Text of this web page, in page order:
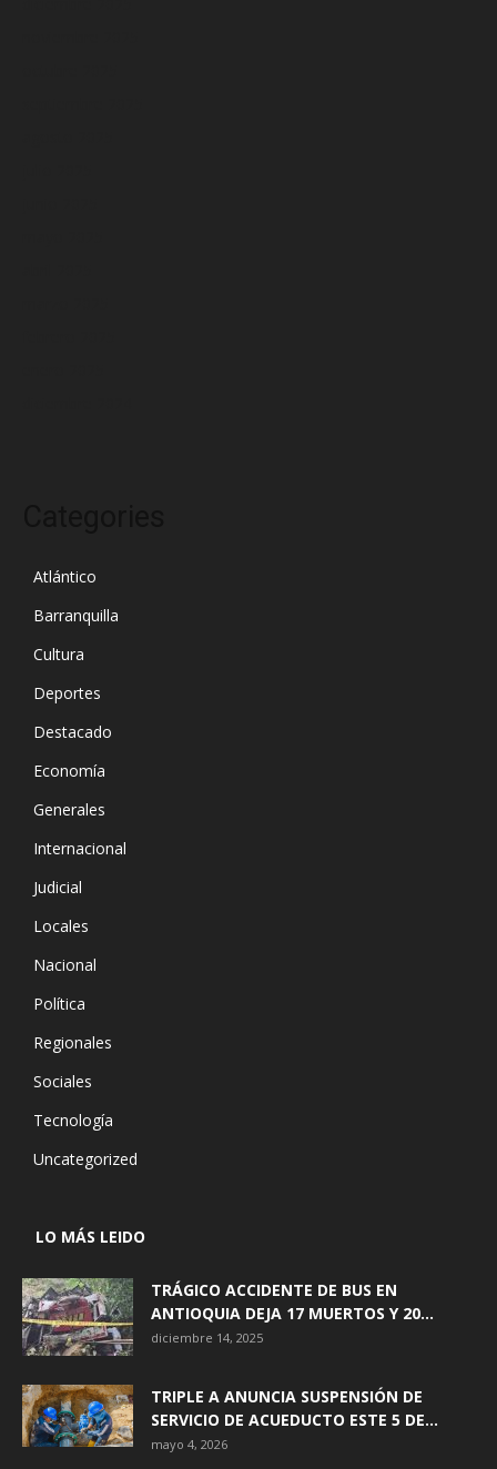
Atlántico
Barranquilla
Cultura
Deportes
Destacado
Economía
Generales
Internacional
Judicial
Locales
Nacional
Política
Regionales
Sociales
Tecnología
Uncategorized
LO MÁS LEIDO
TRÁGICO ACCIDENTE DE BUS EN
ANTIOQUIA DEJA 17 MUERTOS Y 20...
diciembre 14, 2025
TRIPLE A ANUNCIA SUSPENSIÓN DE
SERVICIO DE ACUEDUCTO ESTE 5 DE...
mayo 4, 2026